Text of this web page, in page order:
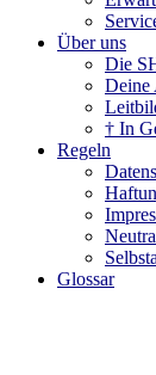
Über uns
Die
Deine
† In
Regeln
Glossar